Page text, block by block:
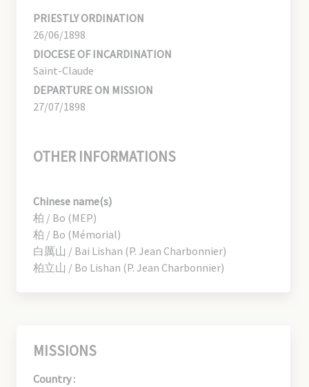
PRIESTLY ORDINATION
26/06/1898
DIOCESE OF INCARDINATION
Saint-Claude
DEPARTURE ON MISSION
27/07/1898
OTHER INFORMATIONS
Chinese name(s)
柏 / Bo (MEP)
柏 / Bo (Mémorial)
白厲山 / Bai Lishan (P. Jean Charbonnier)
柏立山 / Bo Lishan (P. Jean Charbonnier)
MISSIONS
Country :